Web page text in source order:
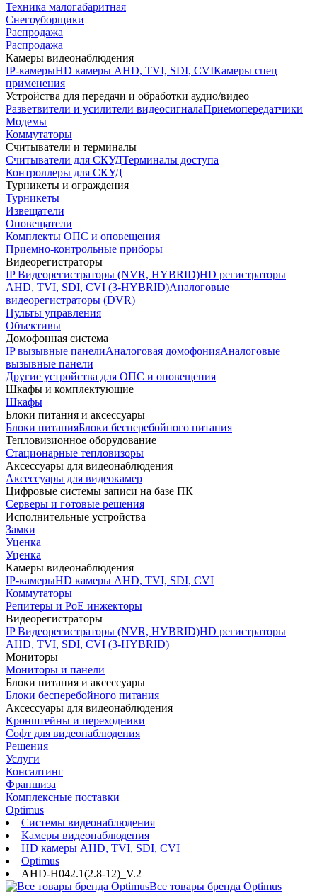
Техника малогабаритная
Снегоуборщики
Распродажа
Распродажа
Камеры видеонаблюдения
IP-камерыHD камеры AHD, TVI, SDI, CVIКамеры спец
применения
Устройства для передачи и обработки аудио/видео
Разветвители и усилители видеосигналаПриемопередатчики
Модемы
Коммутаторы
Считыватели и терминалы
Считыватели для СКУДТерминалы доступа
Контроллеры для СКУД
Турникеты и ограждения
Турникеты
Извещатели
Оповещатели
Комплекты ОПС и оповещения
Приемно-контрольные приборы
Видеорегистраторы
IP Видеорегистраторы (NVR, HYBRID)HD регистраторы
AHD, TVI, SDI, CVI (3-HYBRID)Аналоговые
видеорегистраторы (DVR)
Пульты управления
Объективы
Домофонная система
IP вызывные панелиАналоговая домофонияАналоговые
вызывные панели
Другие устройства для ОПС и оповещения
Шкафы и комплектующие
Шкафы
Блоки питания и аксессуары
Блоки питанияБлоки бесперебойного питания
Тепловизионное оборудование
Стационарные тепловизоры
Аксессуары для видеонаблюдения
Аксессуары для видеокамер
Цифровые системы записи на базе ПК
Серверы и готовые решения
Исполнительные устройства
Замки
Уценка
Уценка
Камеры видеонаблюдения
IP-камерыHD камеры AHD, TVI, SDI, CVI
Коммутаторы
Репитеры и PoE инжекторы
Видеорегистраторы
IP Видеорегистраторы (NVR, HYBRID)HD регистраторы
AHD, TVI, SDI, CVI (3-HYBRID)
Мониторы
Мониторы и панели
Блоки питания и аксессуары
Блоки бесперебойного питания
Аксессуары для видеонаблюдения
Кронштейны и переходники
Софт для видеонаблюдения
Решения
Услуги
Консалтинг
Франшиза
Комплексные поставки
Optimus
Системы видеонаблюдения
Камеры видеонаблюдения
HD камеры AHD, TVI, SDI, CVI
Optimus
AHD-H042.1(2.8-12)_V.2
Все товары бренда Optimus